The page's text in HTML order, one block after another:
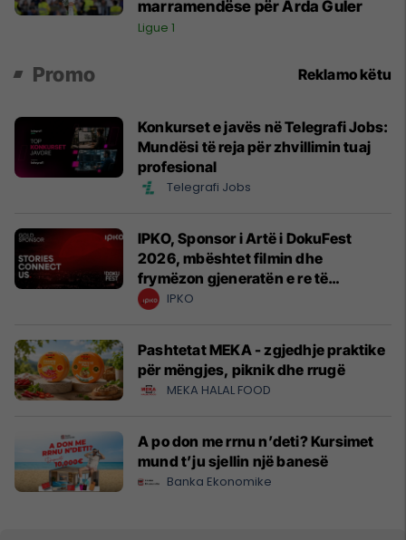
marramendëse për Arda Guler
Ligue 1
Promo Reklamo këtu
Konkurset e javës në Telegrafi Jobs:
Mundësi të reja për zhvillimin tuaj
profesional
Telegrafi Jobs
IPKO, Sponsor i Artë i DokuFest
2026, mbështet filmin dhe
frymëzon gjeneratën e re të
krijuesve
IPKO
Pashtetat MEKA - zgjedhje praktike
për mëngjes, piknik dhe rrugë
MEKA HALAL FOOD
A po don me rrnu n’deti? Kursimet
mund t’ju sjellin një banesë
Banka Ekonomike